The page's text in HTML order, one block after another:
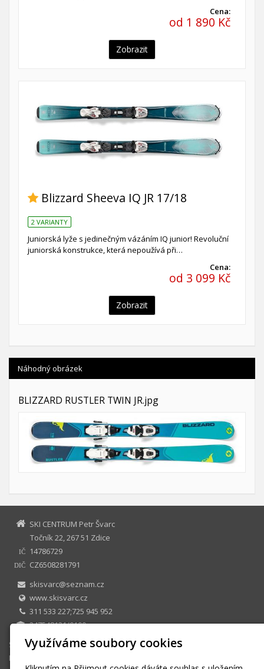
Cena:
od 1 890 Kč
Zobrazit
Blizzard Sheeva IQ JR 17/18
2 VARIANTY
Juniorská lyže s jedinečným vázáním IQ junior! Revoluční
juniorská konstrukce, která nepoužívá při…
Cena:
od 3 099 Kč
Zobrazit
Náhodný obrázek
BLIZZARD RUSTLER TWIN JR.jpg
SKI CENTRUM Petr Švarc
Točník 22, 267 51 Zdice
IČ 14786729
DIČ
CZ6508281791
skisvarc@seznam.cz
www.skisvarc.cz
311 533 227;725 945 952
247548131/0100
SKI CENTRUM Petr Švarc
E-shop
Využíváme soubory cookies